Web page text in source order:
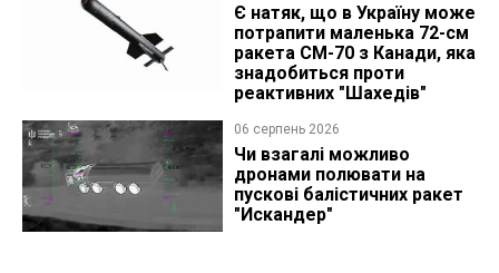
Є натяк, що в Україну може
потрапити маленька 72-см
ракета CM-70 з Канади, яка
знадобиться проти
реактивних "Шахедів"
06 серпень 2026
Чи взагалі можливо
дронами полювати на
пускові балістичних ракет
"Искандер"